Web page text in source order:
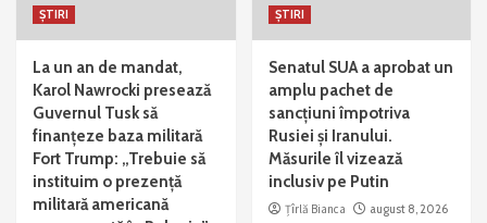
ȘTIRI
La un an de mandat,
Karol Nawrocki presează
Guvernul Tusk să
finanțeze baza militară
Fort Trump: „Trebuie să
instituim o prezență
militară americană
ȘTIRI
Senatul SUA a aprobat un
amplu pachet de
sancțiuni împotriva
Rusiei și Iranului.
Măsurile îl vizează
inclusiv pe Putin
Țîrlă Bianca august 8, 2026